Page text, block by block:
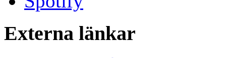
Externa länkar